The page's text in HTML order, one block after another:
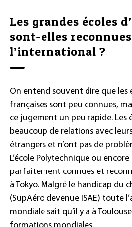
Les grandes écoles
sont-elles
l’international ?
On entend souvent dire que les
françaises sont peu connues,
ce jugement un peu rapide. Les
beaucoup de relations avec
étrangers et n’ont pas de
L’école Polytechnique ou encore
parfaitement connues et
à Tokyo. Malgré le handicap du
(SupAéro devenue ISAE) toute
mondiale sait qu’il y a à